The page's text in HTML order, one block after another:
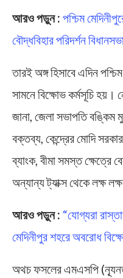
আরও পড়ুন : পশ্চিম
বৌদ্ধবিহার পরিদর্শন
তারই অঙ্গ হিসাবে এদিন
সামনে বিক্ষোভ কর্মসূচি হয়।
জানা, জেলা সভাপতি বঙ্কিম
বক্তব্য, কেন্দ্রের মোদি
ব্যাংক, বীমা সমস্ত ক্ষেত্রে
অন্যান্য ট্যাক্স থেকে লক্ষ
আরও পড়ুন : “যোগ্যরা
মেদিনীপুর শহরে অবরোধ
অথচ ফসলের এমএসপি